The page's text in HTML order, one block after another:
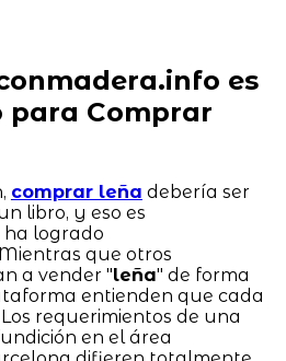
es
para Comprar
comprar leña debería ser
libro, y eso es
ha logrado
que otros
a vender "leña" de forma
entienden que cada
requerimientos de una
en el área